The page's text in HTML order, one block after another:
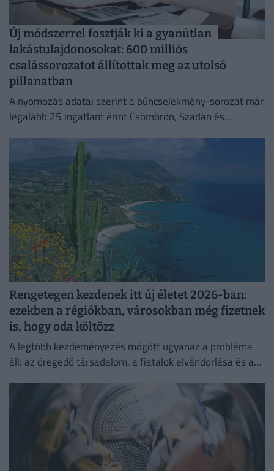
Új módszerrel fosztják ki a gyanútlan
lakástulajdonosokat: 600 milliós
csalássorozatot állítottak meg az utolsó
pillanatban
A nyomozás adatai szerint a bűncselekmény-sorozat már
legalább 25 ingatlant érint Csömörön, Szadán és
Rengetegen kezdenek itt új életet 2026-ban:
ezekben a régiókban, városokban még fizetnek
is, hogy oda költözz
A legtöbb kezdeményezés mögött ugyanaz a probléma
áll: az öregedő társadalom, a fiatalok elvándorlása és a